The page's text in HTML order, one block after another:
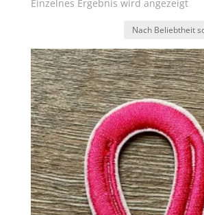
Einzelnes Ergebnis wird angezeigt